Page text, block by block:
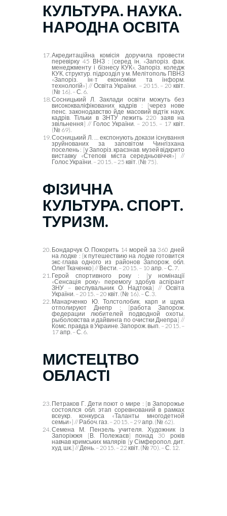
КУЛЬТУРА. НАУКА.
НАРОДНА ОСВІТА
Акредитаційна комісія доручила провести
перевірку 45 ВНЗ : [серед ін. «Запоріз. фак.
менеджменту і бізнесу КУК», Запоріз. коледж
КУК, структур. підрозділ у м. Мелітополь ПВНЗ
«Запоріз. ін-т економіки та інформ.
технологій»] // Освіта України. – 2015. – 20 квіт.
(№ 16). – С. 6.
Сосницький Л. Заклади освіти можуть без
висококваліфікованих кадрів : [через нове
пенс. законодавство йде масовий відтік наук.
кадрів. Тільки в ЗНТУ лежить 220 заяв на
звільнення] // Голос України. – 2015. – 17 квіт.
(№ 69).
Сосницький Л. … експонують докази існування
зруйнованих за заповітом Чингізхана
поселень : [у Запоріз. краєзнав. музей відкрито
виставку «Степові міста середньовіччя»] //
Голос України. – 2015. – 25 квіт. (№ 75).
ФІЗИЧНА
КУЛЬТУРА. СПОРТ.
ТУРИЗМ.
Бондарчук О. Покорить 14 морей за 360 дней
на лодке : [к путешествию на лодке готовится
экс-глава одного из районов Запорож. обл.
Олег Ткаченко] // Вести. – 2015. – 10 апр. – С. 7.
Герой спортивного року : [у номінації
«Сенсація року» перемогу здобув аспірант
ЗНУ – веслувальник О. Надтока] // Освіта
України. – 2015. – 20 квіт. (№ 16). – С. 3.
Манарченко Ю. Толстолобик, карп и щука
отполируют Днепр : [работа Запорож.
федерации любителей подводной охоты,
рыболовства и дайвинга по очистки Днепра] //
Комс. правда в Украине. Запорож. вып. – 2015. –
17 апр. – С. 6.
МИСТЕЦТВО
ОБЛАСТІ
Петраков Г. Дети поют о мире : [в Запорожье
состоялся обл. этап соревнований в рамках
всеукр. конкурса «Таланты многодетной
семьи»] // Рабоч. газ. – 2015. – 29 апр. (№ 62).
Семена М. Пензель учителя. Художник із
Запоріжжя [В. Полежаєв] понад 30 років
навчав кримських малярів [у Сімферопол. дит.
худ. шк.] // День. – 2015. – 22 квіт. (№ 70). – С. 12.